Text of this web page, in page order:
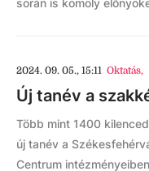
során is komoly
2024. 09. 05., 15:11 Oktatás,
Új tanév a
Több mint 1400
új tanév a
Centrum